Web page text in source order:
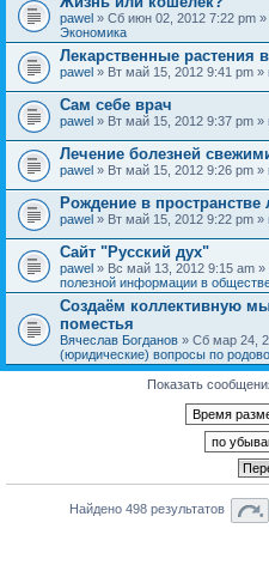
pawel » Сб июн 02, 2012 7:22 pm
Экономика
Лекарственные растения
pawel » Вт май 15, 2012 9:41 pm
Сам себе врач
pawel » Вт май 15, 2012 9:37 pm
Лечение болезней
pawel » Вт май 15, 2012 9:26 pm
Рождение в пространстве
pawel » Вт май 15, 2012 9:22 pm
Сайт "Русский дух"
pawel » Вс май 13, 2012 9:15 am
полезной информации в
Создаём коллективную
поместья
Вячеслав Богданов » Сб мар 24,
(юридические) вопросы по
Показать
Найдено 498 результатов